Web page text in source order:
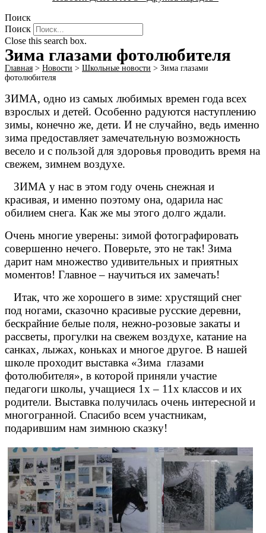
Поиск
Поиск
Close this search box.
Зима глазами фотолюбителя
Главная > Новости > Школьные новости > Зима глазами
фотолюбителя
ЗИМА, одно из самых любимых времен года всех
взрослых и детей. Особенно радуются наступлению
зимы, конечно же, дети. И не случайно, ведь именно
зима предоставляет замечательную возможность
весело и с пользой для здоровья проводить время на
свежем, зимнем воздухе.
ЗИМА у нас в этом году очень снежная и
красивая, и именно поэтому она, одарила нас
обилием снега. Как же мы этого долго ждали.
Очень многие уверены: зимой фотографировать
совершенно нечего. Поверьте, это не так! Зима
дарит нам множество удивительных и приятных
моментов! Главное – научиться их замечать!
Итак, что же хорошего в зиме: хрустящий снег
под ногами, сказочно красивые русские деревни,
бескрайние белые поля, нежно-розовые закаты и
рассветы, прогулки на свежем воздухе, катание на
санках, лыжах, коньках и многое другое. В нашей
школе проходит выставка «Зима глазами
фотолюбителя», в которой приняли участие
педагоги школы, учащиеся 1х – 11х классов и их
родители. Выставка получилась очень интересной и
многогранной. Спасибо всем участникам,
подарившим нам зимнюю сказку!